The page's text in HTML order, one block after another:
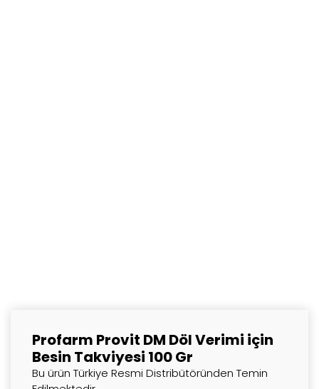
Profarm Provit DM Döl Verimi için
Besin Takviyesi 100 Gr
Bu ürün Türkiye Resmi Distribütöründen Temin